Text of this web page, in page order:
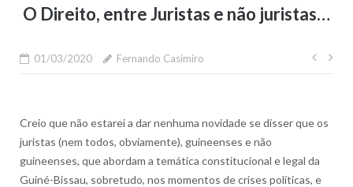
O Direito, entre Juristas e não juristas…
01/03/2020 Fernando Casimiro
Creio que não estarei a dar nenhuma novidade se disser que os
juristas (nem todos, obviamente), guineenses e não
guineenses, que abordam a temática constitucional e legal da
Guiné-Bissau, sobretudo, nos momentos de crises políticas, e